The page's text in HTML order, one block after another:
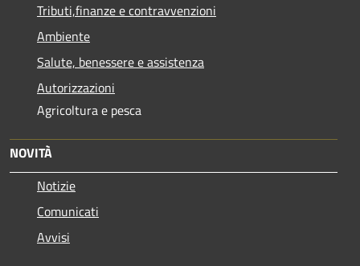
Tributi,finanze e contravvenzioni
Ambiente
Salute, benessere e assistenza
Autorizzazioni
Agricoltura e pesca
NOVITÀ
Notizie
Comunicati
Avvisi